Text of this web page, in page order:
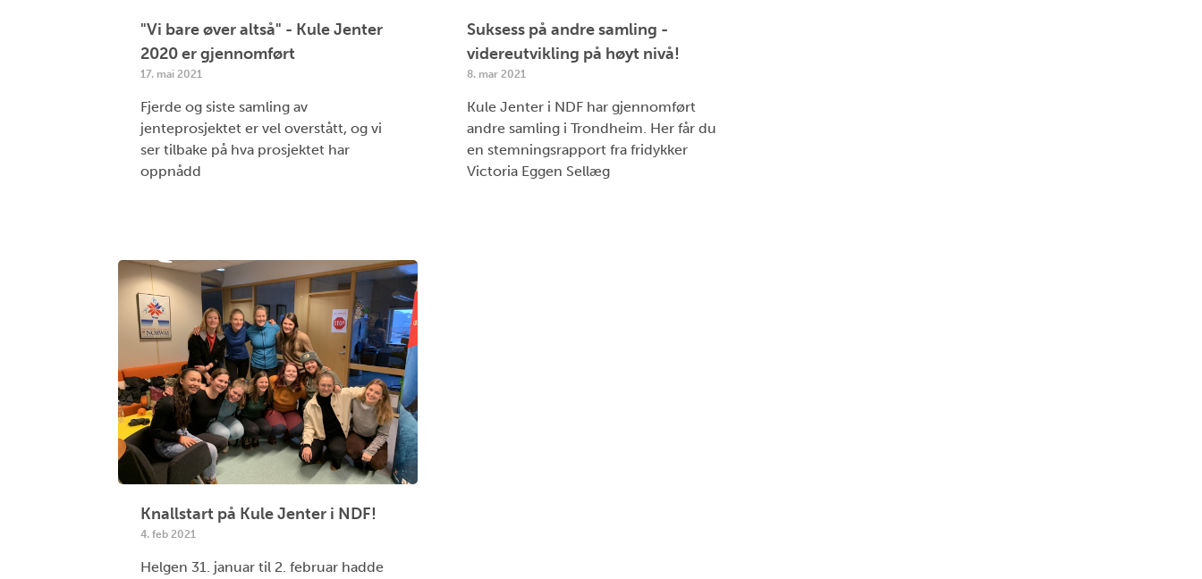
"Vi bare øver altså" - Kule Jenter
2020 er gjennomført
17. mai 2021
Fjerde og siste samling av
jenteprosjektet er vel overstått, og vi
ser tilbake på hva prosjektet har
oppnådd
Suksess på andre samling -
videreutvikling på høyt nivå!
8. mar 2021
Kule Jenter i NDF har gjennomført
andre samling i Trondheim. Her får du
en stemningsrapport fra fridykker
Victoria Eggen Sellæg
Knallstart på Kule Jenter i NDF!
4. feb 2021
Helgen 31. januar til 2. februar hadde